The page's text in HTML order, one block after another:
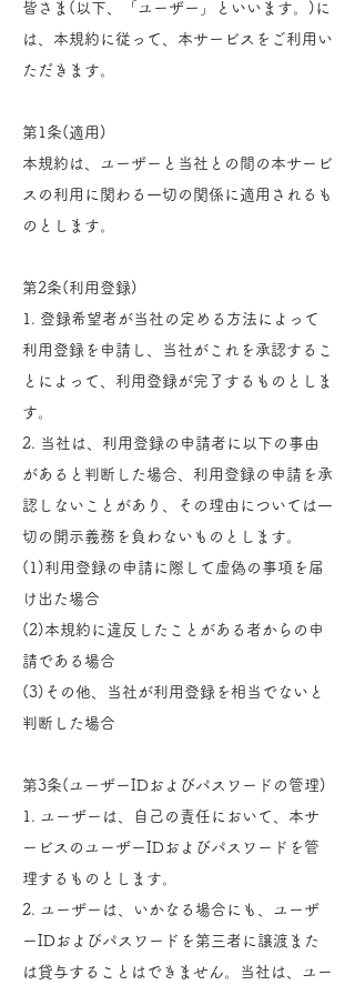
皆さま(以下、「ユーザー」といいます。)に
は、本規約に従って、本サービスをご利用い
ただきます。
第1条(適用)
本規約は、ユーザーと当社との間の本サービ
スの利用に関わる一切の関係に適用されるも
のとします。
第2条(利用登録)
1. 登録希望者が当社の定める方法によって
利用登録を申請し、当社がこれを承認するこ
とによって、利用登録が完了するものとしま
す。
2. 当社は、利用登録の申請者に以下の事由
があると判断した場合、利用登録の申請を承
認しないことがあり、その理由については一
切の開示義務を負わないものとします。
(1)利用登録の申請に際して虚偽の事項を届
け出た場合
(2)本規約に違反したことがある者からの申
請である場合
(3)その他、当社が利用登録を相当でないと
判断した場合
第3条(ユーザーIDおよびパスワードの管理)
1. ユーザーは、自己の責任において、本サ
ービスのユーザーIDおよびパスワードを管
理するものとします。
2. ユーザーは、いかなる場合にも、ユーザ
ーIDおよびパスワードを第三者に譲渡また
は貸与することはできません。当社は、ユー